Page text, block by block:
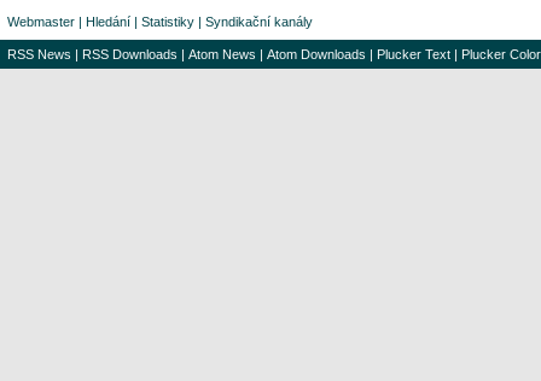
Webmaster | Hledání | Statistiky | Syndikační kanály
RSS News | RSS Downloads | Atom News | Atom Downloads | Plucker Text | Plucker Color